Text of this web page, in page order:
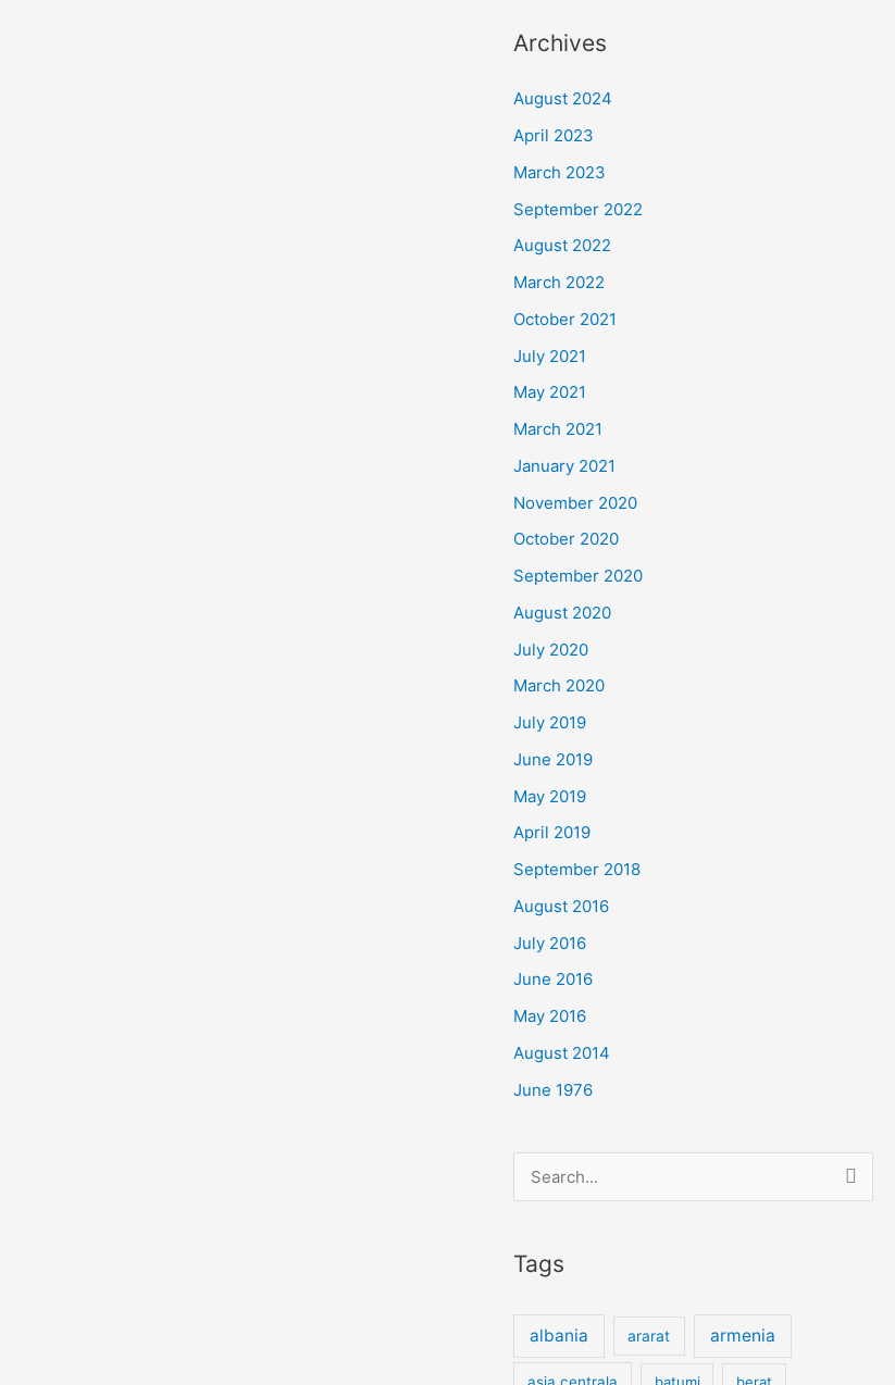
Archives
August 2024
April 2023
March 2023
September 2022
August 2022
March 2022
October 2021
July 2021
May 2021
March 2021
January 2021
November 2020
October 2020
September 2020
August 2020
July 2020
March 2020
July 2019
June 2019
May 2019
April 2019
September 2018
August 2016
July 2016
June 2016
May 2016
August 2014
June 1976
Search
for:
Tags
albania ararat armenia